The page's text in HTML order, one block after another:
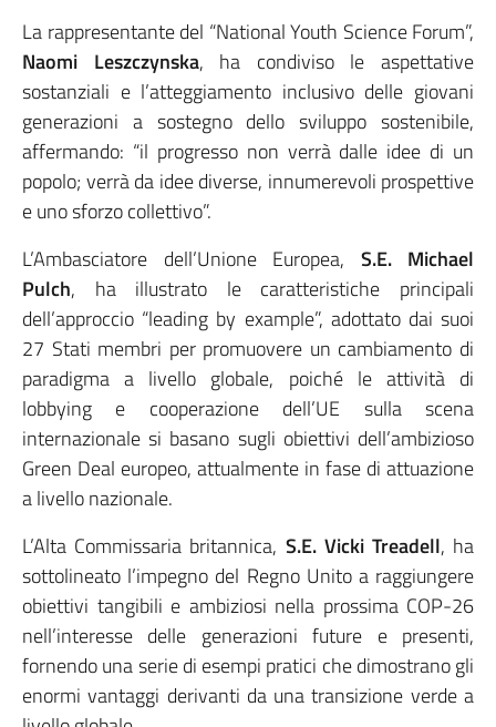
La rappresentante del “National Youth Science Forum”,
Naomi Leszczynska, ha condiviso le aspettative
sostanziali e l’atteggiamento inclusivo delle giovani
generazioni a sostegno dello sviluppo sostenibile,
affermando: “il progresso non verrà dalle idee di un
popolo; verrà da idee diverse, innumerevoli prospettive
e uno sforzo collettivo”.
L’Ambasciatore dell’Unione Europea, S.E. Michael
Pulch, ha illustrato le caratteristiche principali
dell’approccio “leading by example”, adottato dai suoi
27 Stati membri per promuovere un cambiamento di
paradigma a livello globale, poiché le attività di
lobbying e cooperazione dell’UE sulla scena
internazionale si basano sugli obiettivi dell’ambizioso
Green Deal europeo, attualmente in fase di attuazione
a livello nazionale.
L’Alta Commissaria britannica, S.E. Vicki Treadell, ha
sottolineato l’impegno del Regno Unito a raggiungere
obiettivi tangibili e ambiziosi nella prossima COP-26
nell’interesse delle generazioni future e presenti,
fornendo una serie di esempi pratici che dimostrano gli
enormi vantaggi derivanti da una transizione verde a